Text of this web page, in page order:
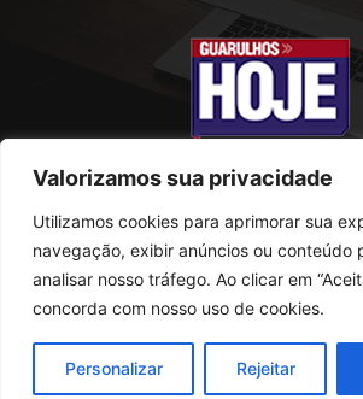
Valorizamos sua privacidade
Utilizamos cookies para aprimorar sua
navegação, exibir anúncios ou conteúdo
analisar nosso tráfego. Ao clicar em
concorda com nosso uso de cookies.
Personalizar Rejeitar
SOBRE NÓS
Rua Conselheiro Antonio
CEP: 07095-180
Telefone: (11) 2823-0800